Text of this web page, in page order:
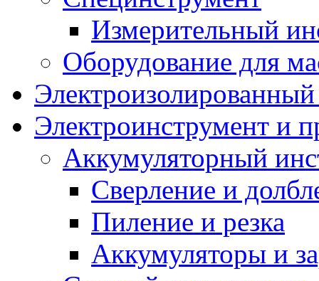
Измерительный
Оборудование для
Электроинструмент и
Аккумуляторный
Сверление и
Пиление и резка
Аккумуляторы и